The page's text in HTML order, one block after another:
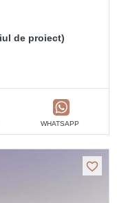
de proiect)
WHATSAPP